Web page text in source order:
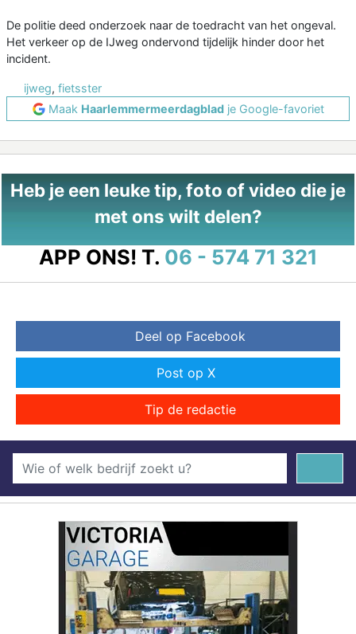
De politie deed onderzoek naar de toedracht van het ongeval.
Het verkeer op de IJweg ondervond tijdelijk hinder door het
incident.
ijweg, fietsster
Maak Haarlemmermeerdagbladje Google-favoriet
Heb je een leuke tip, foto of video die je
met ons wilt delen?
APP ONS! T. 06 - 574 71 321
Deel op Facebook
Post op X
Tip de redactie